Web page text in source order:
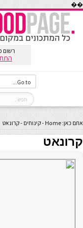
��
רשום
אתם כאן: Home
-קינוחים -קרונאט
קרונאט